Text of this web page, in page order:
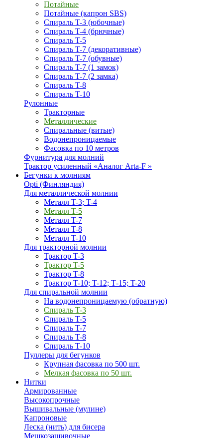
Потайные
Потайные (капрон SBS)
Спираль T-3 (юбочные)
Спираль T-4 (брючные)
Спираль T-5
Спираль T-7 (декоративные)
Спираль T-7 (обувные)
Спираль T-7 (1 замок)
Спираль T-7 (2 замка)
Спираль T-8
Спираль T-10
Рулонные
Тракторные
Металлические
Спиральные (витые)
Водонепроницаемые
Фасовка по 10 метров
Фурнитура для молний
Трактор усиленный «Аналог Arta-F »
Бегунки к молниям
Opti (Финляндия)
Для металлической молнии
Металл T-3; T-4
Металл T-5
Металл T-7
Металл T-8
Металл T-10
Для тракторной молнии
Трактор T-3
Трактор T-5
Трактор T-8
Трактор T-10; T-12; Т-15; T-20
Для спиральной молнии
На водонепроницаемую (обратную)
Спираль T-3
Спираль T-5
Спираль T-7
Спираль T-8
Спираль T-10
Пуллеры для бегунков
Крупная фасовка по 500 шт.
Мелкая фасовка по 50 шт.
Нитки
Армированные
Высокопрочные
Вышивальные (мулине)
Капроновые
Леска (нить) для бисера
Мешкозашивочные